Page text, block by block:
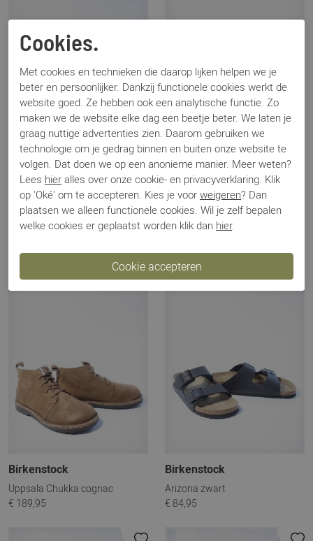
Birkenstock
Arizona Big Buckle taupe
€ 149,95
Birkenstock
Arizona EVA zwart
€ 64,95
Birkenstock
Uppsala Chukka cognac
€ 189,95
Birkenstock
Arizona zwart
€ 84,95
Cookies.
Met cookies en technieken die daarop lijken helpen we je
beter en persoonlijker. Dankzij functionele cookies werkt de
website goed. Ze hebben ook een analytische functie. Zo
maken we de website elke dag een beetje beter. We laten je
graag nuttige advertenties zien. Daarom gebruiken we
technologie om je gedrag binnen en buiten onze website te
volgen. Dat doen we op een anonieme manier. Meer weten?
Lees hier alles over onze cookie- en privacyverklaring. Klik
op 'Oké' om te accepteren. Kies je voor weigeren? Dan
plaatsen we alleen functionele cookies. Wil je zelf bepalen
welke cookies er geplaatst worden klik dan hier.